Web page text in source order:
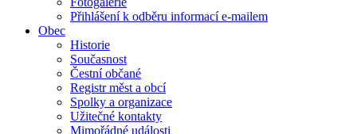
Přihlášení k odběru informací e-mailem
Obec
Historie
Současnost
Čestní občané
Registr měst a obcí
Spolky a organizace
Užitečné kontakty
Mimořádné události